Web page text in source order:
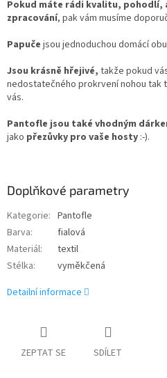
Pokud máte rádi kvalitu, pohodlí,
zpracování, pak vám musíme
Papuče jsou jednoduchou domácí
Jsou krásně hřejivé, takže pokud
nedostatečného prokrvení nohou tak
vás.
Pantofle jsou také vhodným
jako přezůvky pro vaše hosty :-).
Doplňkové parametry
Kategorie: Pantofle
Barva:
fialová
Materiál:
textil
Stélka:
vyměkčená
Detailní informace
ZEPTAT SE SDÍLET